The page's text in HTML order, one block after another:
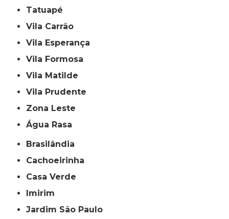
Tatuapé
Vila Carrão
Vila Esperança
Vila Formosa
Vila Matilde
Vila Prudente
Zona Leste
Água Rasa
Brasilândia
Cachoeirinha
Casa Verde
Imirim
Jardim São Paulo